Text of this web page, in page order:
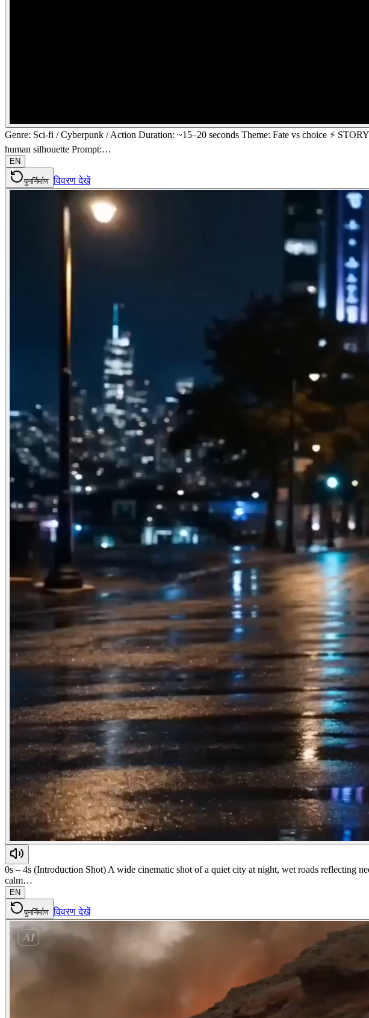
Genre: Sci-fi / Cyberpunk / Action Duration: ~15–20 seconds Theme: Fate vs choice ⚡
human silhouette Prompt:…
EN
पुनर्निर्माण विवरण देखें
0s – 4s (Introduction Shot) A wide cinematic shot of a quiet city at night, wet roads reflecting
calm…
EN
पुनर्निर्माण विवरण देखें